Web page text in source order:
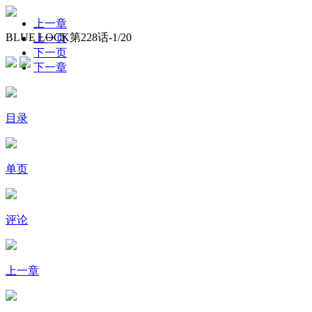
BLUE LOCK第228话-1/20
上一章
上一页
下一页
下一章
目录
单页
评论
上一章